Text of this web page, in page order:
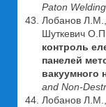
Paton
Лобанов Л.М.,
Шуткевич
контроль
панелей
вакуумного
and Non-
Лобанов Л.М.,